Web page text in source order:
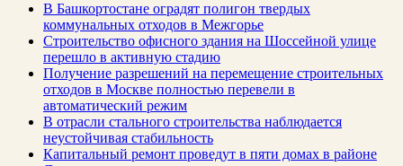
В Башкортостане оградят полигон твердых
коммунальных отходов в Межгорье
Строительство офисного здания на Шоссейной улице
перешло в активную стадию
Получение разрешений на перемещение строительных
отходов в Москве полностью перевели в
автоматический режим
В отрасли стального строительства наблюдается
неустойчивая стабильность
Капитальный ремонт проведут в пяти домах в районе